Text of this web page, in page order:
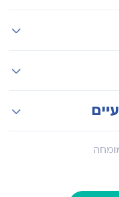
לתיקון אי
ניו-יורק
ניו-יורק